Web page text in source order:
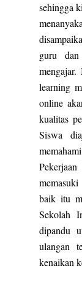
sehingga
guru
mengajar.
learning
online
kualitas
Siswa
baik itu
Sekolah
dipandu
ulangan
kenaikan